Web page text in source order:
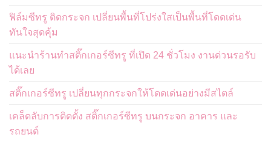
ฟิล์มซีทรู ติดกระจก เปลี่ยนพื้นที่โปร่งใสเป็นพื้นที่โดดเด่น
ทันใจสุดคุ้ม
แนะนำร้านทำสติ๊กเกอร์ซีทรู ที่เปิด 24 ชั่วโมง งานด่วนรอรับ
ได้เลย
สติ๊กเกอร์ซีทรู เปลี่ยนทุกกระจกให้โดดเด่นอย่างมีสไตล์
เคล็ดลับการติดตั้ง สติ๊กเกอร์ซีทรู บนกระจก อาคาร และ
รถยนต์